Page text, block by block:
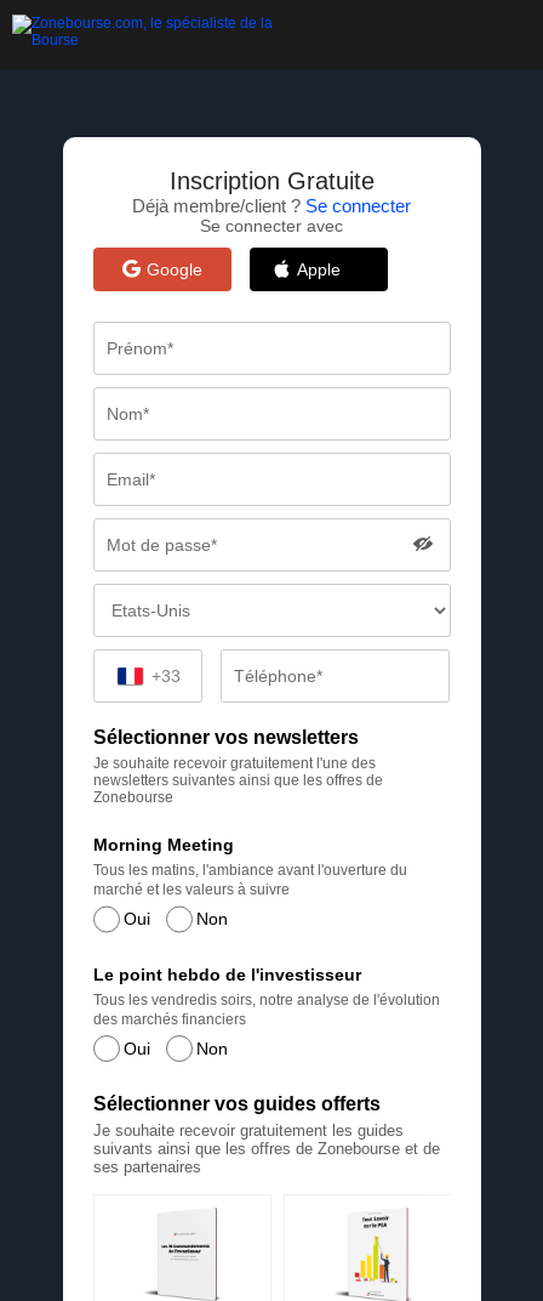
Inscription Gratuite
Déjà membre/client ? Se connecter
Se connecter avec
Google Apple
+33
Sélectionner vos newsletters
Je souhaite recevoir gratuitement l'une des
newsletters suivantes ainsi que les offres de
Zonebourse
Oui Non
Morning Meeting
Tous les matins, l'ambiance avant l'ouverture du
marché et les valeurs à suivre
Oui Non
Le point hebdo de l'investisseur
Tous les vendredis soirs, notre analyse de l'évolution
des marchés financiers
Sélectionner vos guides offerts
Je souhaite recevoir gratuitement les guides
suivants ainsi que les offres de Zonebourse et de
ses partenaires